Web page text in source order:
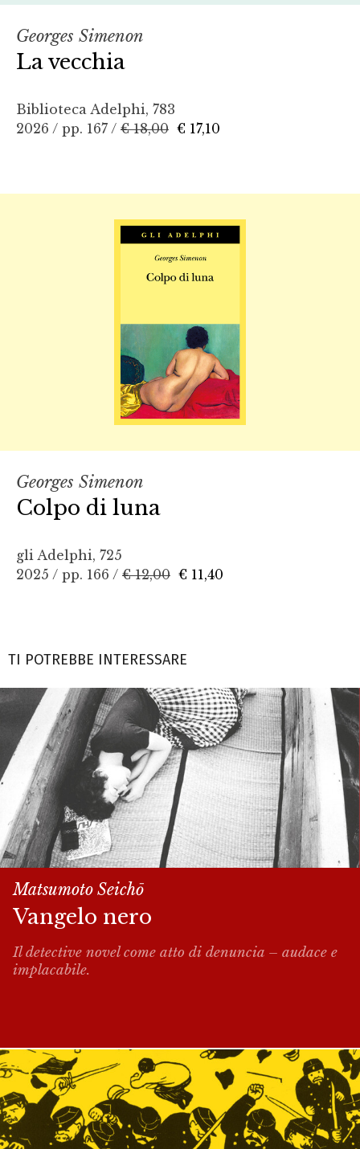
Georges Simenon
La vecchia
Biblioteca Adelphi, 783
2026 / pp. 167 / € 18,00 € 17,10
Georges Simenon
Colpo di luna
gli Adelphi, 725
2025 / pp. 166 / € 12,00 € 11,40
TI POTREBBE INTERESSARE
Matsumoto Seichō
Vangelo nero
Il detective novel come atto di denuncia – audace e
implacabile.